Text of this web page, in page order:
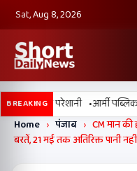
Sat, Aug 8, 2026
BREAKING
बढ़ाएगी परेशानी •आर्मी पब्लिक
Home › पंजाब › CM मान
बरतें, 21 मई तक अतिरिक्त पानी